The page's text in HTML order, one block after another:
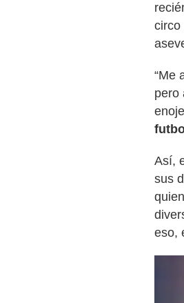
circo
“Me
pero
Así,
sus
eso,